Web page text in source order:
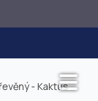
- Kaktus